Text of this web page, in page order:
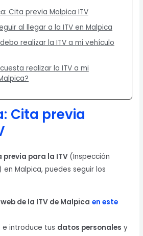
Cita previa Malpica ITV
al llegar a la ITV en Malpica
realizar la ITV a mi vehículo
realizar la ITV a mi
Cita previa
previa para la ITV (Inspección
Malpica, puedes seguir los
de la ITV de Malpica en este
e introduce tus datos personales y